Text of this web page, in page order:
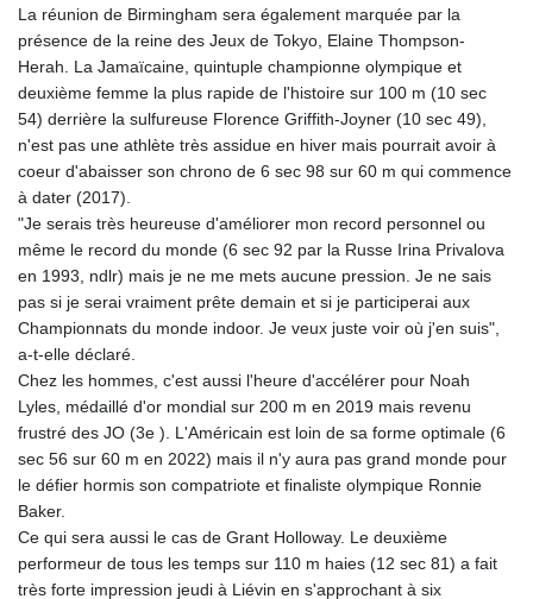
JPY 182.194907
KES 149.462068
KGS 101.031383
KHR 4675.351658
KMF 493.31666
KRW 1638.053175
KWD 0.357244
KZT 541.347885
LAK 26077.708924
LBP
103304.008718
LKR 387.05831
LSL 18.925383
LTL 3.411323
LVL 0.698834
LYD 7.342475
MAD 10.751835
MGA 4910.290079
MKD 61.505179
La réunion de Birmingham sera également marquée par la
présence de la reine des Jeux de Tokyo, Elaine Thompson-
Herah. La Jamaïcaine, quintuple championne olympique et
deuxième femme la plus rapide de l'histoire sur 100 m (10 sec
54) derrière la sulfureuse Florence Griffith-Joyner (10 sec 49),
n'est pas une athlète très assidue en hiver mais pourrait avoir à
coeur d'abaisser son chrono de 6 sec 98 sur 60 m qui commence
à dater (2017).
"Je serais très heureuse d'améliorer mon record personnel ou
même le record du monde (6 sec 92 par la Russe Irina Privalova
en 1993, ndlr) mais je ne me mets aucune pression. Je ne sais
pas si je serai vraiment prête demain et si je participerai aux
Championnats du monde indoor. Je veux juste voir où j'en suis",
a-t-elle déclaré.
Chez les hommes, c'est aussi l'heure d'accélérer pour Noah
Lyles, médaillé d'or mondial sur 200 m en 2019 mais revenu
frustré des JO (3e ). L'Américain est loin de sa forme optimale (6
sec 56 sur 60 m en 2022) mais il n'y aura pas grand monde pour
le défier hormis son compatriote et finaliste olympique Ronnie
Baker.
Ce qui sera aussi le cas de Grant Holloway. Le deuxième
performeur de tous les temps sur 110 m haies (12 sec 81) a fait
très forte impression jeudi à Liévin en s'approchant à six